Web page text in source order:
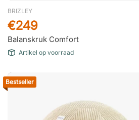
BRIZLEY
Balanskruk Comfort
€249
Artikel op voorraad
Bestseller